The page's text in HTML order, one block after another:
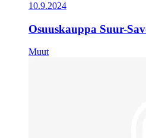
10.9.2024
Osuuskauppa Suur-
Muut